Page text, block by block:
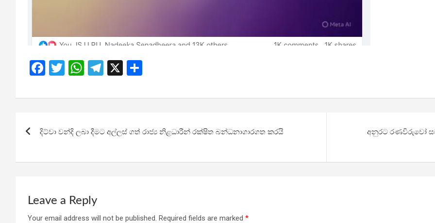
F
ce
o
k
T
tt
W
at
A
p
T
e
a
X
ar
navigation
දිට්වා වන්දි ලබා දීමට අල්ලස් ගත් රාජ්‍ය නිළධාරීන් රක්ෂිත බන්ධනාගාරගත කරයි
අනුරට රණවිරුවෝ
Leave a Reply
Your email address will not be published. Required fields are marked *